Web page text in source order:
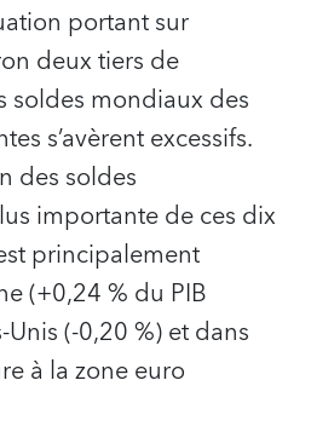
portant sur
deux tiers de
soldes mondiaux des
s’avèrent excessifs.
des soldes
importante de ces dix
principalement
(+0,24 % du PIB
(-0,20 %) et dans
à la zone euro